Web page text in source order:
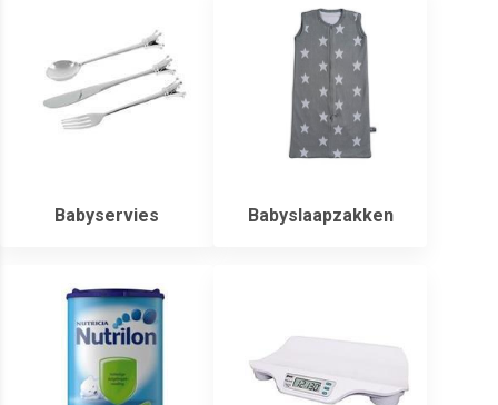
Babyservies Babyslaapzakken